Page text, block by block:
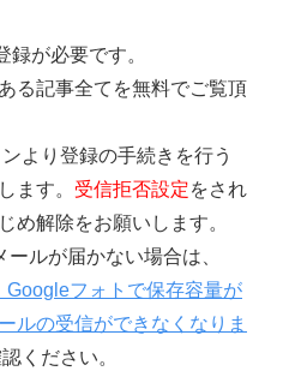
が必要です。
る記事全てを無料でご覧頂
より登録の手続きを行う
ます。 受信拒否設定をされ
め解除をお願いします。
ールが届かない場合は、
フォトで保存容量が
ルの受信ができなくなりま
ください。